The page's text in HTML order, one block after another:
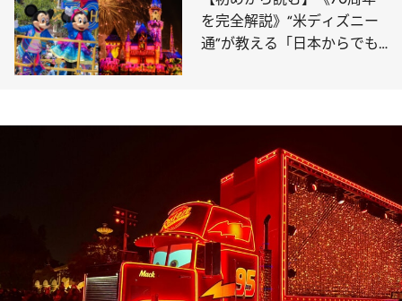
を完全解説》“米ディズニー
通”が教える「日本からでも